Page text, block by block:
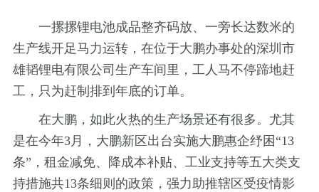
一摞摞锂电池成品整齐码放、一旁长达数米的
生产线开足马力运转，在位于大鹏办事处的深圳市
雄韬锂电有限公司生产车间里，工人马不停蹄地赶
工，只为赶制排到年底的订单。
在大鹏，如此火热的生产场景还有很多。尤其
是在今年3月，大鹏新区出台实施大鹏惠企纾困“13
条”，租金减免、降成本补贴、工业支持等五大类支
持措施共13条细则的政策，强力助推辖区受疫情影